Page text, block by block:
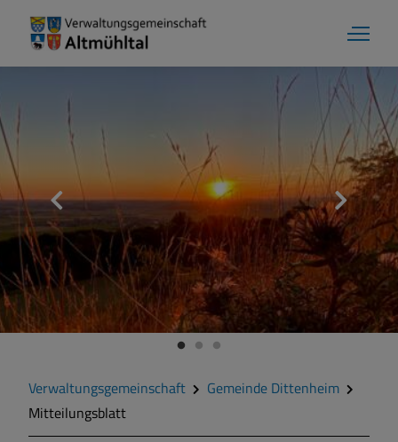
Aktuelles
Verwaltungsgemeinschaft
Gemeinde Alesheim
Markt Markt Berolzheim
Verwaltungsgemeinschaft
Gemeinde Dittenheim
Mitteilungsblatt